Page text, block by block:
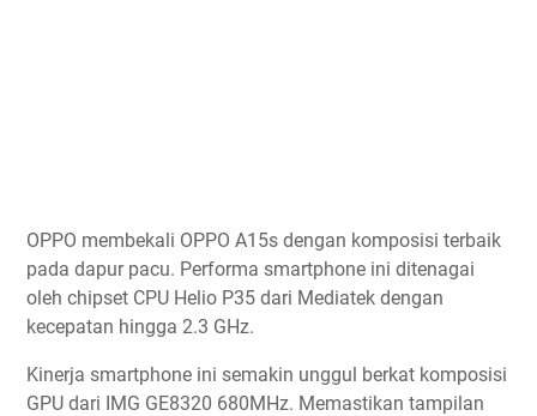
OPPO membekali OPPO A15s dengan komposisi terbaik
pada dapur pacu. Performa smartphone ini ditenagai
oleh chipset CPU Helio P35 dari Mediatek dengan
kecepatan hingga 2.3 GHz.
Kinerja smartphone ini semakin unggul berkat komposisi
GPU dari IMG GE8320 680MHz. Memastikan tampilan